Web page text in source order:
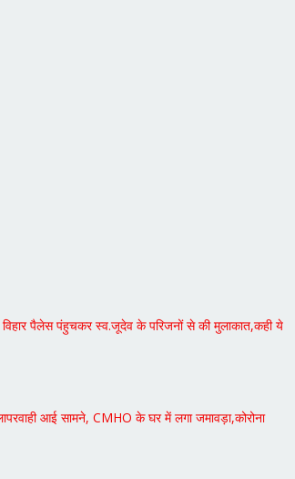
विहार पैलेस पंहुचकर स्व.जूदेव के परिजनों से की मुलाकात,कही ये
आई सामने, CMHO के घर में लगा जमावड़ा,कोरोना